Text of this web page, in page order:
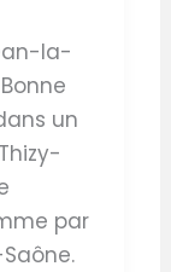
la-
un
par